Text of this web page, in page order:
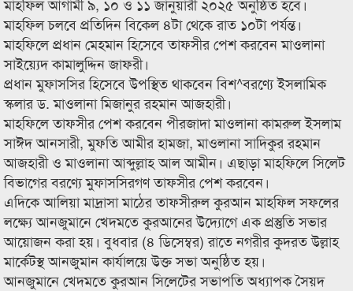
মাহফিল চলবে প্রতিদিন বিকেল ৪টা থেকে রাত ১০টা পর্যন্ত।
মাহফিলে প্রধান মেহমান হিসেবে তাফসীর পেশ করবেন মাওলানা
সাইয়্যেদ কামালুদ্দিন জাফরী।
প্রধান মুফাসসির হিসেবে উপস্থিত থাকবেন বিশ^বরণ্যে ইসলামিক
স্কলার ড. মাওলানা মিজানুর রহমান আজহারী।
মাহফিলে তাফসীর পেশ করবেন পীরজাদা মাওলানা কামরুল ইসলাম
সাঈদ আনসারী, মুফতি আমীর হামজা, মাওলানা সাদিকুর রহমান
আজহারী ও মাওলানা আব্দুল্লাহ আল আমীন। এছাড়া মাহফিলে সিলেট
বিভাগের বরণ্যে মুফাসসিরগণ তাফসীর পেশ করবেন।
এদিকে আলিয়া মাদ্রাসা মাঠের তাফসীরুল কুরআন মাহফিল সফলের
লক্ষ্যে আনজুমানে খেদমতে কুরআনের উদ্যোগে এক প্রস্তুতি সভার
আয়োজন করা হয়। বুধবার (৪ ডিসেম্বর) রাতে নগরীর কুদরত উল্লাহ
মার্কেটস্থ আনজুমান কার্যালয়ে উক্ত সভা অনুষ্ঠিত হয়।
আনজুমানে খেদমতে কুরআন সিলেটের সভাপতি অধ্যাপক সৈয়দ